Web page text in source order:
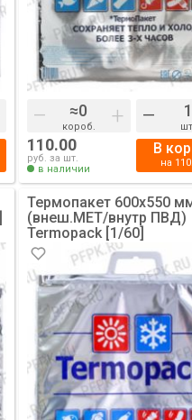
– короб. + –
110.00
руб. за шт.
в наличии
В
на
Термопакет 600х550
(внеш.МЕТ/внутр ПВД)
Termopack [1/60]